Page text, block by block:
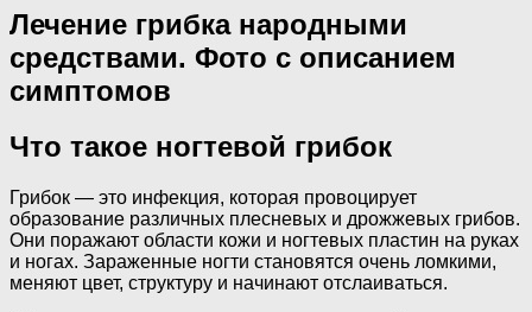
Лечение грибка народными
средствами. Фото с описанием
симптомов
Что такое ногтевой грибок
Грибок — это инфекция, которая провоцирует
образование различных плесневых и дрожжевых грибов.
Они поражают области кожи и ногтевых пластин на руках
и ногах. Зараженные ногти становятся очень ломкими,
меняют цвет, структуру и начинают отслаиваться.